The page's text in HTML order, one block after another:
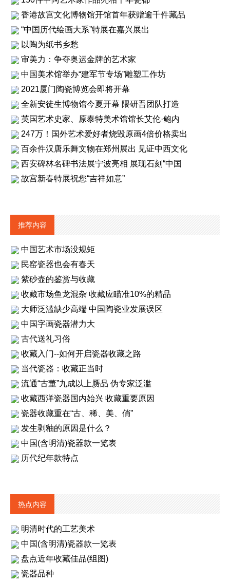
香港故宫文化博物馆开馆首年获赠逾千件藏品
“中国历代绘画大系”特展在嘉兴展出
以陶为纸书乡愁
审美力：争夺奥运金牌的艺术家
中国美术馆举办“建军节专场”雕塑工作坊
2021厦门陶瓷博览会即将开幕
全新安徒生博物馆今夏开幕 隈研吾团队打造
英国艺术史家、原泰特美术馆馆长艾伦·鲍内
247万！国外艺术爱好者烧毁原画4倍价格卖出
百余件汉唐乐舞文物在郑州展出 见证中西文化
西安碑林名碑书法展宁波亮相 展现石刻“中国
故宫新春特展祝您“吉祥如意”
推荐内容
中国艺术市场没规矩
民窑瓷器也会有春天
紫砂壶的鉴赏与收藏
收藏市场鱼龙混杂 收藏应瞄准10%的精品
大师泛滥缺少高端 中国陶瓷业发展误区
中国字画瓷器潜力大
古代送礼习俗
收藏入门--如何开启瓷器收藏之路
当代瓷器：收藏正当时
流通“古董”九成以上赝品 伪专家泛滥
收藏西洋瓷器国内始兴 收藏重要原因
瓷器收藏重在“古、稀、美、俏”
发生剥釉的原因是什么？
中国(含明清)瓷器款一览表
历代纪年款特点
热点内容
明清时代的工艺美术
中国(含明清)瓷器款一览表
盘点近年收藏佳品(组图)
瓷器品种